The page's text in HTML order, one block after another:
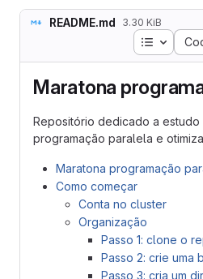
README.md 3.30 KiB
Table
Maratona
Repositório dedicado a estudo
programação paralela e
Maratona programação
Como começar
Conta no cluster
Organização
Passo 1: clone o
Passo 2: crie uma
Passo 3: cria um